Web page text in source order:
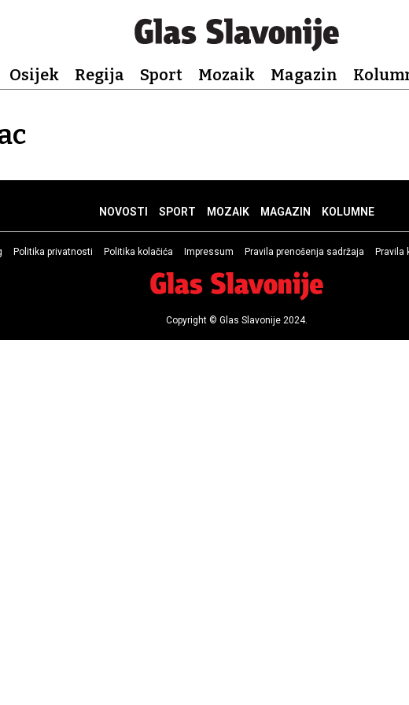
Osijek Regija Sport Mozaik Magazin
NOVOSTI SPORT MOZAIK MAGAZIN KOLUMNE
Politika privatnosti Politika kolačića Impressum Pravila prenošenja sadržaja Pravila
Copyright © Glas Slavonije 2024.